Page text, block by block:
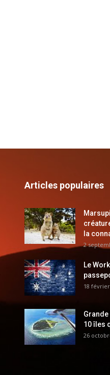
Articles populaires
la
2
Le
18
10 îles
26